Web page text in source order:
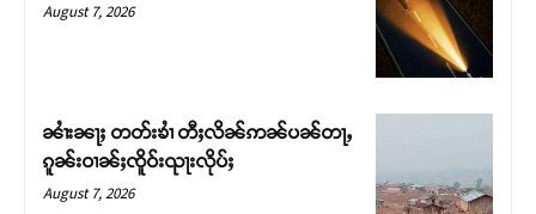
တႃႇႁႂ်ႈသဵင်ၵၢင်ၸႂ်ၵူၼ်းမိူင်း ၵူႈတီႈၵူႈလႅၼ်ပေႃးတေၸွ
တ်ႇ တူဝ်ႈလုမ်ႈၾႃႉၼၼ်ႉ ၶဝ်ႈႁူမ်ႈၵမ်ႉထႅမ် ၸုမ်းၶၢ
ဝ်ႇၽူႈတွႆႇႁွၵ်ႈ လႆႈယူႇၶႃႈဢေႃႈ။
August 7, 2026
ၼၢႆးၼႃႈ တတ်းၶၢႆ တီႈလိၼ်ဢၼ်ပၼ်တႃႇ
ၵူၼ်းဝၢၼ်ႈၸိူဝ်းၺႃးလိုပ်ႈ
August 7, 2026